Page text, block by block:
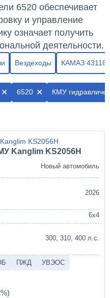
6520 обеспечивает
и управление
означает получить
деятельности.
Вездеходы КАМАЗ 43118
6520 КМУ
Kanglim KS2056H
Новый автомобиль
2026
6х4
300, 310, 400 л.с.
ПЖД
УВЭОС